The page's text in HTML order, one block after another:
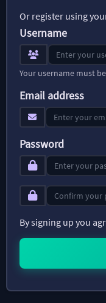
Or register using
Username
Your username must
Email address
Password
By signing up you